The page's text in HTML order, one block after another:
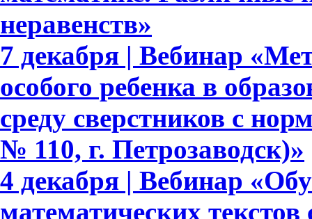
неравенств»
7 декабря | Вебинар
особого ребенка в
среду сверстников с
№ 110, г. Петрозаводск)»
4 декабря | Вебинар
математических